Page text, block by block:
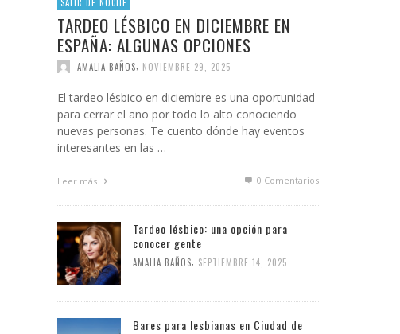
SALIR DE NOCHE
TARDEO LÉSBICO EN DICIEMBRE EN
ESPAÑA: ALGUNAS OPCIONES
AMALIA BAÑOS, NOVIEMBRE 29, 2025
El tardeo lésbico en diciembre es una oportunidad
para cerrar el año por todo lo alto conociendo
nuevas personas. Te cuento dónde hay eventos
interesantes en las …
Leer más 0 Comentarios
Tardeo lésbico: una opción para
conocer gente
AMALIA BAÑOS SEPTIEMBRE 14, 2025
Bares para lesbianas en Ciudad de